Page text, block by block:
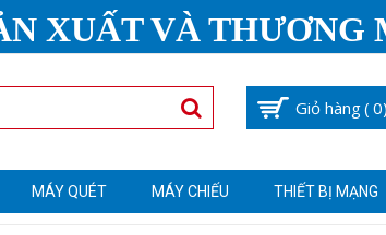
XUẤT VÀ THƯƠNG
Giỏ hàng( 0)
MÁY QUÉT MÁY CHIẾU THIẾT BỊ MẠNG